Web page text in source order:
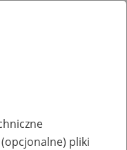
pliki